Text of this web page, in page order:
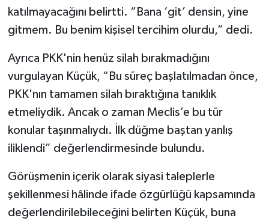
katılmayacağını belirtti. “Bana ‘git’ densin, yine
gitmem. Bu benim kişisel tercihim olurdu,” dedi.
Ayrıca PKK'nin henüz silah bırakmadığını
vurgulayan Küçük, “Bu süreç başlatılmadan önce,
PKK'nın tamamen silah bıraktığına tanıklık
etmeliydik. Ancak o zaman Meclis’e bu tür
konular taşınmalıydı. İlk düğme baştan yanlış
iliklendi” değerlendirmesinde bulundu.
Görüşmenin içerik olarak siyasi taleplerle
şekillenmesi hâlinde ifade özgürlüğü kapsamında
değerlendirilebileceğini belirten Küçük, buna